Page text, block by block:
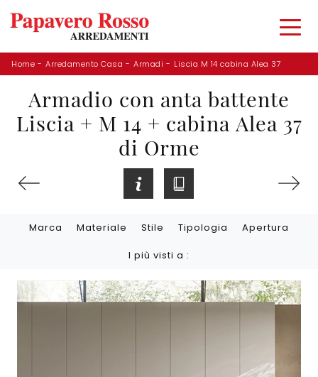
Home - Arredamento Casa - Armadi - Liscia M 14 cabina Alea 37
Armadio con anta battente
Liscia + M 14 + cabina Alea 37
di Orme
Marca Materiale Stile Tipologia Apertura
I più visti a :